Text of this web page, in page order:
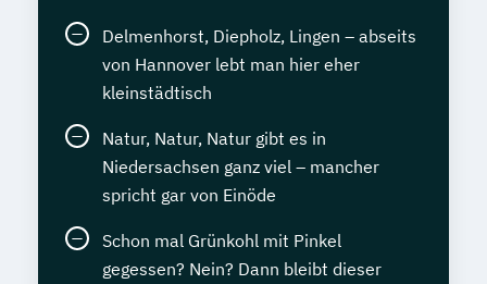
Delmenhorst, Diepholz, Lingen – abseits
von Hannover lebt man hier eher
kleinstädtisch
Natur, Natur, Natur gibt es in
Niedersachsen ganz viel – mancher
spricht gar von Einöde
Schon mal Grünkohl mit Pinkel
gegessen? Nein? Dann bleibt dieser